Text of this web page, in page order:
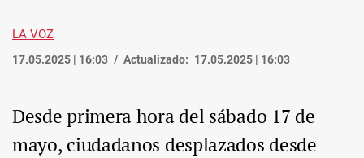
LA VOZ
17.05.2025 | 16:03 Actualizado: 17.05.2025 | 16:03
Desde primera hora del sábado 17 de
mayo, ciudadanos desplazados desde